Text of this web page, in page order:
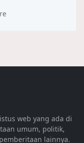
web yang ada di
umum, politik,
lainnya.